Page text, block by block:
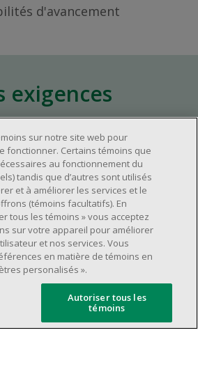
d'avancement
exigences
d'expérience pertinente
du commerce de détail.
d'expérience à un poste de
disponibilité (quarts de
soir, la fin de semaine).
efficacement son
ses priorités.
en matière de
et de relations
et un bon esprit
sur notre site web pour
fonctionner. Certains témoins que
au fonctionnement du
tandis que d’autres sont utilisés
et à améliorer les services et le
(témoins facultatifs). En
tous les témoins » vous acceptez
sur votre appareil pour améliorer
et nos services. Vous
en matière de témoins en
personalisés ».
Autoriser tous les
témoins